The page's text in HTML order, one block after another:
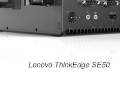
Lenovo ThinkEdge SE50